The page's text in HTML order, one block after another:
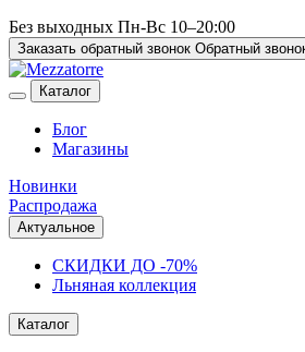
Без выходных Пн-Вс 10–20:00
Заказать обратный звонок Обратный
Каталог
Блог
Магазины
Новинки
Распродажа
Актуальное
СКИДКИ ДО -70%
Льняная коллекция
Каталог